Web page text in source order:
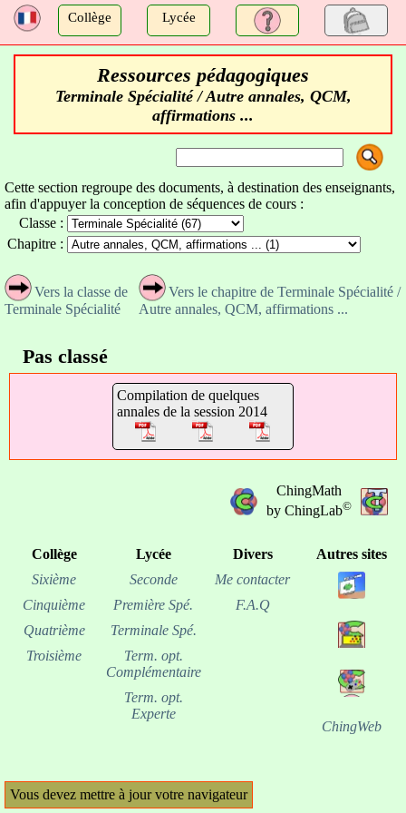
a Collège Lycée
Ressources pédagogiques
Terminale Spécialité / Autre annales, QCM,
affirmations ...
Cette section regroupe des documents, à destination des enseignants,
afin d'appuyer la conception de séquences de cours :
Classe :
Chapitre :
Vers la classe de
Terminale Spécialité
Vers le chapitre de Terminale Spécialité /
Autre annales, QCM, affirmations ...
Pas classé
Compilation de quelques
annales de la session 2014
ChingMath
by ChingLab©
Collège
Sixième
Cinquième
Quatrième
Troisième
Lycée
Seconde
Première Spé.
Terminale Spé.
Term. opt.
Complémentaire
Term. opt.
Experte
Divers
Me contacter
F.A.Q
Autres sites
ChingWeb
Vous devez mettre à jour votre navigateur